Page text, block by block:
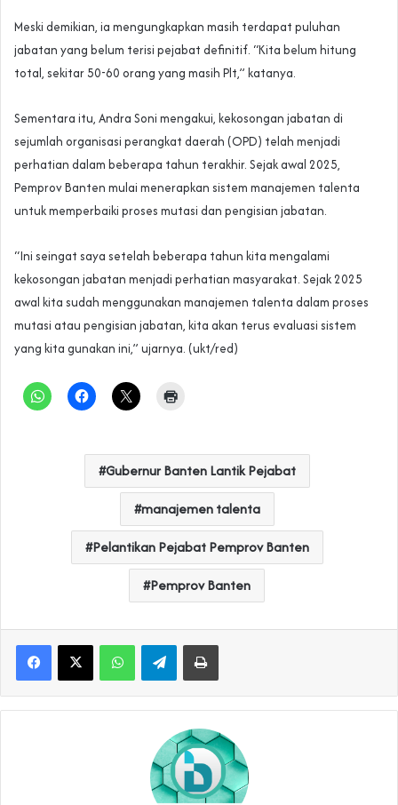
Meski demikian, ia mengungkapkan masih terdapat puluhan
jabatan yang belum terisi pejabat definitif. “Kita belum hitung
total, sekitar 50-60 orang yang masih Plt,” katanya.
Sementara itu, Andra Soni mengakui, kekosongan jabatan di
sejumlah organisasi perangkat daerah (OPD) telah menjadi
perhatian dalam beberapa tahun terakhir. Sejak awal 2025,
Pemprov Banten mulai menerapkan sistem manajemen talenta
untuk memperbaiki proses mutasi dan pengisian jabatan.
“Ini seingat saya setelah beberapa tahun kita mengalami
kekosongan jabatan menjadi perhatian masyarakat. Sejak 2025
awal kita sudah menggunakan manajemen talenta dalam proses
mutasi atau pengisian jabatan, kita akan terus evaluasi sistem
yang kita gunakan ini,” ujarnya. (ukt/red)
Gubernur Banten Lantik Pejabat
manajemen talenta
Pelantikan Pejabat Pemprov Banten
Pemprov Banten
WhatsAppTelegramPrint